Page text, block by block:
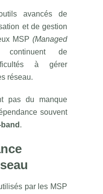
avancés de
et de gestion
MSP (Managed
continuent de
à gérer
réseau.
pas du manque
souvent
.
par les MSP